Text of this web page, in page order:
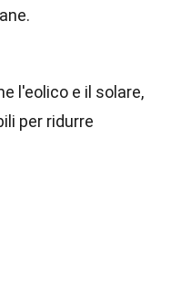
l'eolico e il solare,
per ridurre